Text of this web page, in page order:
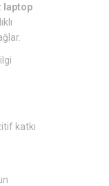
laptop
katkı